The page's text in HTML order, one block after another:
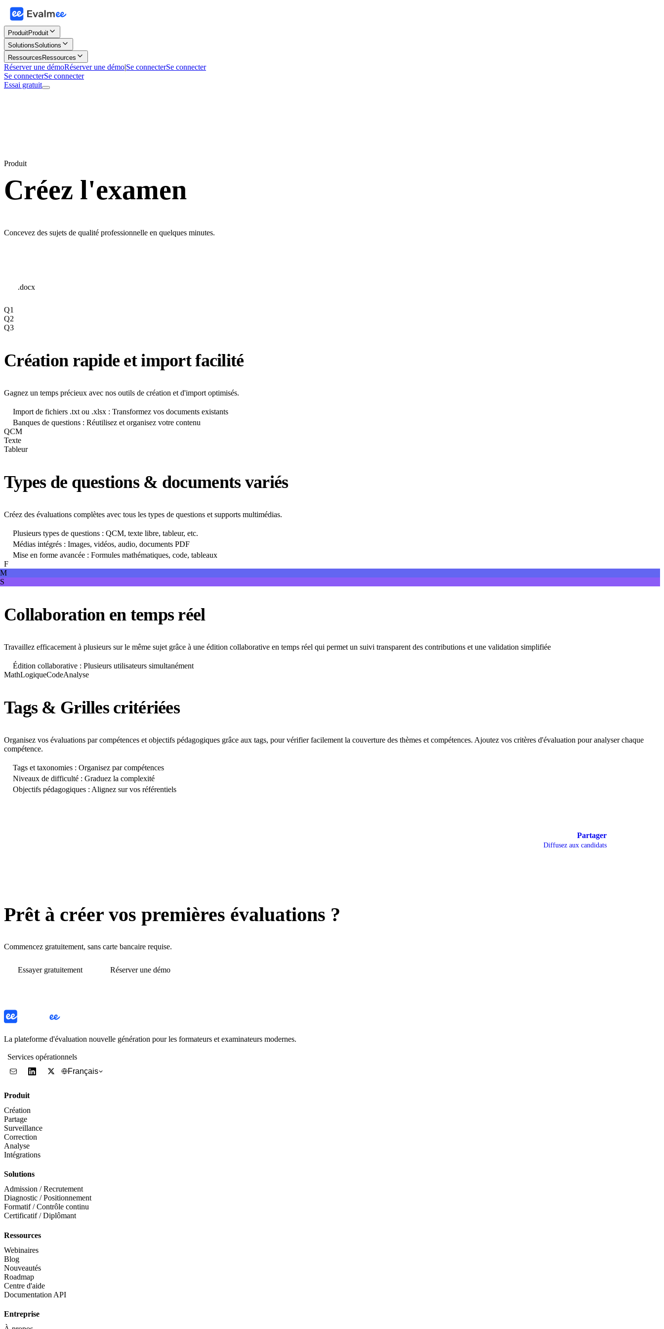
ProduitProduit
SolutionsSolutions
Ressources Ressources
Réserver une démoRéserver une démo|Se connecterSe connecter
Se connecterSe connecter
Essai gratuit
Produit
Créez l'examen
Concevez des sujets de qualité professionnelle en quelques minutes.
.docx
Q1
Q2
Q3
Création rapide et import facilité
Gagnez un temps précieux avec nos outils de création et d'import optimisés.
Import de fichiers .txt ou .xlsx : Transformez vos documents existants
Banques de questions : Réutilisez et organisez votre contenu
QCM
Texte
Tableur
Types de questions & documents variés
Créez des évaluations complètes avec tous les types de questions et supports multimédias.
Plusieurs types de questions : QCM, texte libre, tableur, etc.
Médias intégrés : Images, vidéos, audio, documents PDF
Mise en forme avancée : Formules mathématiques, code, tableaux
F
M
S
Collaboration en temps réel
Travaillez efficacement à plusieurs sur le même sujet grâce à une édition collaborative en temps réel qui permet un suivi transparent des contributions et une validation simplifiée
Édition collaborative : Plusieurs utilisateurs simultanément
MathLogiqueCodeAnalyse
Tags & Grilles critériées
Organisez vos évaluations par compétences et objectifs pédagogiques grâce aux tags, pour vérifier facilement la couverture des thèmes et compétences. Ajoutez vos critères d'évaluation pour analyser chaque
compétence.
Tags et taxonomies : Organisez par compétences
Niveaux de difficulté : Graduez la complexité
Objectifs pédagogiques : Alignez sur vos référentiels
Partager
Diffusez aux candidats
Prêt à créer vos premières évaluations ?
Commencez gratuitement, sans carte bancaire requise.
Essayer gratuitement Réserver une démo
La plateforme d'évaluation nouvelle génération pour les formateurs et examinateurs modernes.
Services opérationnels
Français
Produit
Création
Partage
Surveillance
Correction
Analyse
Intégrations
Solutions
Admission / Recrutement
Diagnostic / Positionnement
Formatif / Contrôle continu
Certificatif / Diplômant
Ressources
Webinaires
Blog
Nouveautés
Roadmap
Centre d'aide
Documentation API
Entreprise